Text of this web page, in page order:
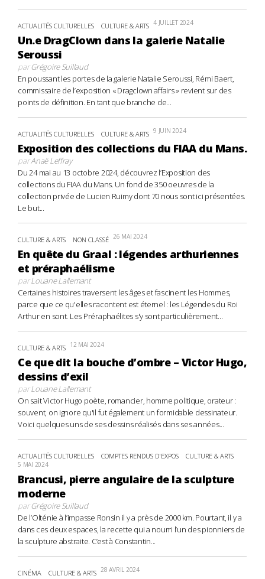
ACTUALITÉS CULTURELLES CULTURE & ARTS 4 JUILLET 2024
Un.e DragClown dans la galerie Natalie
Seroussi
parGrégoire Suillaud
En poussant les portes de la galerie Natalie Seroussi, Rémi Baert,
commissaire de l’exposition « Dragclown affairs » revient sur des
points de définition. En tant que branche de...
ACTUALITÉS CULTURELLES CULTURE & ARTS 9 JUIN 2024
Exposition des collections du FIAA du Mans.
parAnaë Leffray
Du 24 mai au 13 octobre 2024, découvrez l’Exposition des
collections du FIAA du Mans. Un fond de 350 oeuvres de la
collection privée de Lucien Ruimy dont 70 nous sont ici présentées.
Le but...
CULTURE & ARTS NON CLASSÉ 26 MAI 2024
En quête du Graal : légendes arthuriennes
et préraphaélisme
parLouane Lallemant
Certaines histoires traversent les âges et fascinent les Hommes,
parce que ce qu'elles racontent est éternel : les Légendes du Roi
Arthur en sont. Les Préraphaélites s'y sont particulièrement...
CULTURE & ARTS 12 MAI 2024
Ce que dit la bouche d’ombre – Victor Hugo,
dessins d’exil
parLouane Lallemant
On sait Victor Hugo poète, romancier, homme politique, orateur :
souvent, on ignore qu'il fut également un formidable dessinateur.
Voici quelques uns de ses dessins réalisés dans ses années...
ACTUALITÉS CULTURELLES COMPTES RENDUS D'EXPOS CULTURE & ARTS
5 MAI 2024
Brancusi, pierre angulaire de la sculpture
moderne
parGrégoire Suillaud
De l’Olténie à l’impasse Ronsin il y a près de 2000 km. Pourtant, il y a
dans ces deux espaces, la recette qui a nourri l’un des pionniers de
la sculpture abstraite. C’est à Constantin...
CINÉMA CULTURE & ARTS 28 AVRIL 2024